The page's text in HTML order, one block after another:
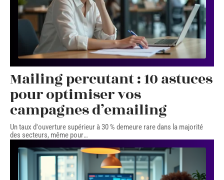
Mailing percutant : 10 astuces
pour optimiser vos
campagnes d’emailing
Un taux d'ouverture supérieur à 30 % demeure rare dans la majorité
des secteurs, même pour…